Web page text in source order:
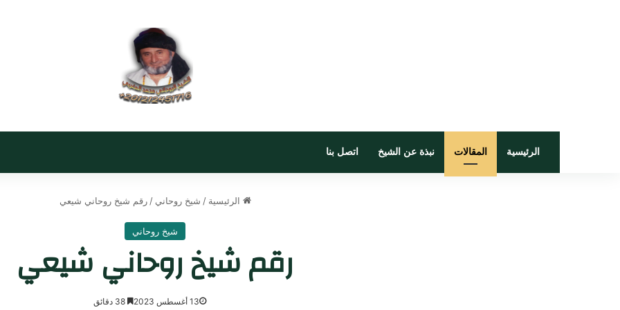
الرئيسية المقالات نبذة عن الشيخ اتصل بنا
الرئيسية / شيخ روحاني / رقم شيخ روحاني شيعي
شيخ روحاني
رقم شيخ روحاني شيعي
13 أغسطس 2023